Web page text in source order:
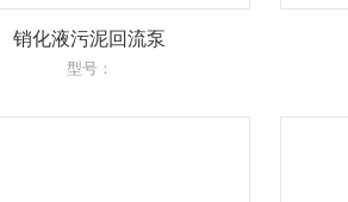
销化液污泥回流泵
型号：